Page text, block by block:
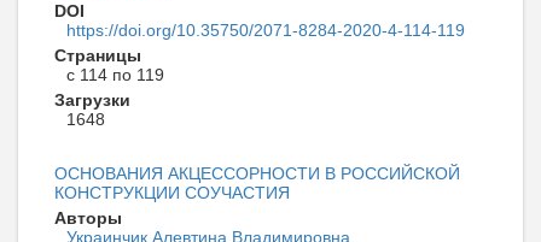
DOI
https://doi.org/10.35750/2071-8284-2020-4-114-119
Страницы
с 114 по 119
Загрузки
1648
ОСНОВАНИЯ АКЦЕССОРНОСТИ В РОССИЙСКОЙ
КОНСТРУКЦИИ СОУЧАСТИЯ
Авторы
Украинчик Алевтина Владимировна